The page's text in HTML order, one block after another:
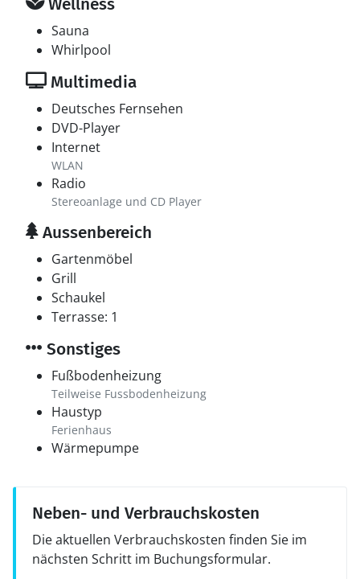
Sauna
Whirlpool
Multimedia
Deutsches Fernsehen
DVD-Player
Internet
WLAN
Radio
Stereoanlage und CD Player
Aussenbereich
Gartenmöbel
Grill
Schaukel
Terrasse: 1
Sonstiges
Fußbodenheizung
Teilweise Fussbodenheizung
Haustyp
Ferienhaus
Wärmepumpe
Neben- und Verbrauchskosten
Die aktuellen Verbrauchskosten finden Sie im
nächsten Schritt im Buchungsformular.